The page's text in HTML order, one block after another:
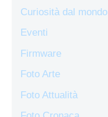
Curiosità dal mondo
Eventi
Firmware
Foto Arte
Foto Attualità